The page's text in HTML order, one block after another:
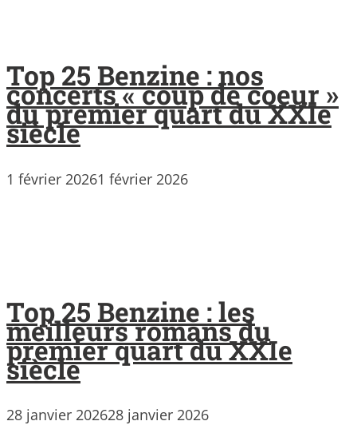
Top 25 Benzine : nos
concerts « coup de coeur »
du premier quart du XXIe
siècle
1 février 20261 février 2026
Top 25 Benzine : les
meilleurs romans du
premier quart du XXIe
siècle
28 janvier 202628 janvier 2026